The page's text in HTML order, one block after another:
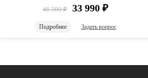
46 500 ₽ 33 990 ₽
Подробнее Задать вопрос